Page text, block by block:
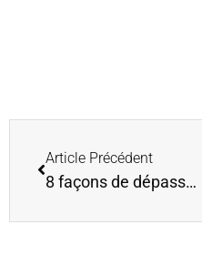
Article Précédent
8 façons de dépasser ses limites